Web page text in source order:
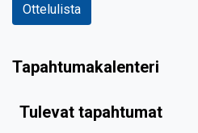
Ottelulista
Tapahtumakalenteri
Tulevat tapahtumat